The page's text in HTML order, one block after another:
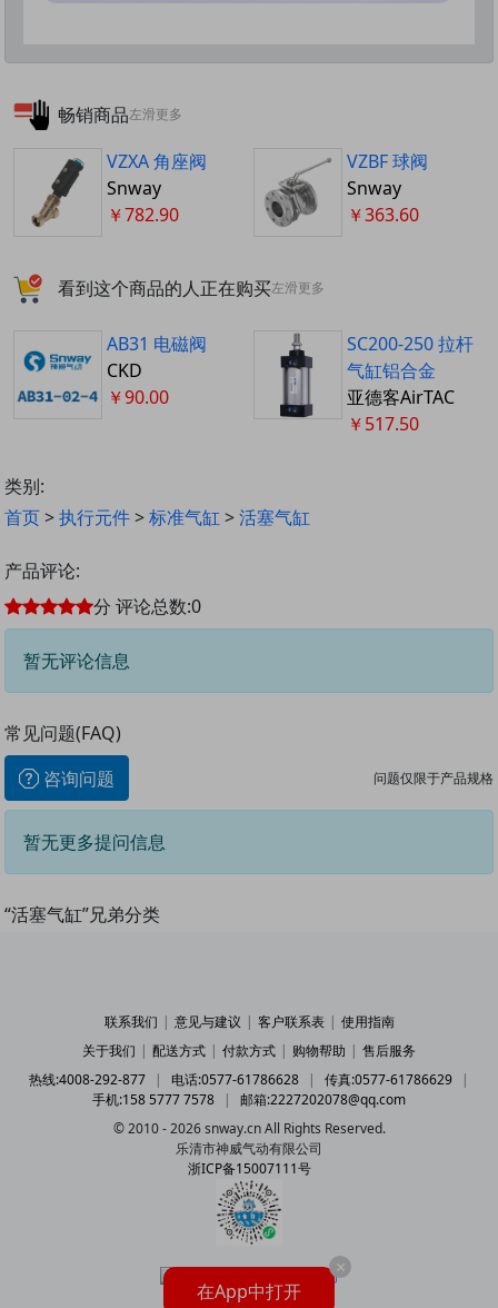
畅销商品左滑更多
VZXA 角座阀
Snway
￥782.90
VZBF 球阀
Snway
￥363.60
看到这个商品的人正在购买左滑更多
AB31 电磁阀
CKD
￥90.00
SC200-250 拉杆
气缸铝合金
亚德客AirTAC
￥517.50
类别:
首页>执行元件>标准气缸 >活塞气缸
产品评论:
分 评论总数:0
暂无评论信息
常见问题(FAQ)
咨询问题
问题仅限于产品规格
暂无更多提问信息
“活塞气缸”兄弟分类
联系我们 | 意见与建议 | 客户联系表 | 使用指南
关于我们 | 配送方式 | 付款方式 | 购物帮助 | 售后服务
热线:4008-292-877
| 电话:0577-61786628 | 传真:0577-61786629
|
手机:158 5777 7578
|
邮箱:2227202078@qq.com
© 2010 - 2026 snway.cn All Rights Reserved.
乐清市神威气动有限公司
浙ICP备15007111号
在App中打开
×